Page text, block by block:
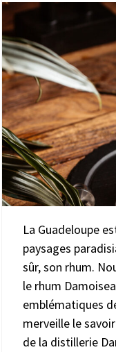
La Guadeloupe
paysages
sûr, son rhum.
le rhum
emblématiques
merveille le
de la distillerie